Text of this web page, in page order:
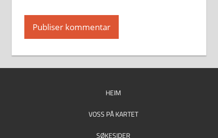
HEIM
VOSS PÅ KARTET
SØKESIDER